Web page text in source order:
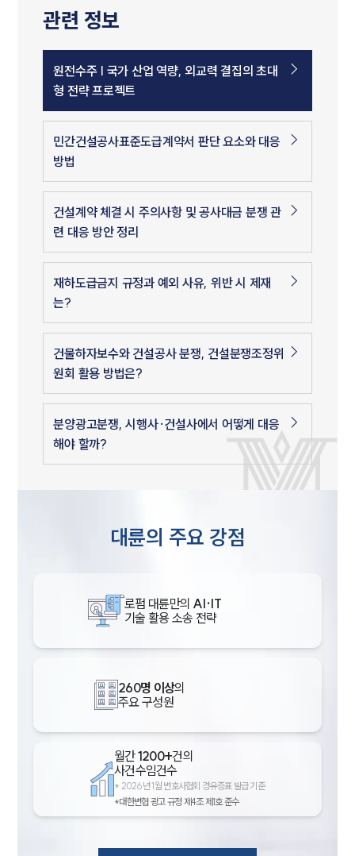
관련 정보
원전수주 | 국가 산업 역량, 외교력 결집의 초대
형 전략 프로젝트
민간건설공사표준도급계약서 판단 요소와 대응
방법
건설계약 체결 시 주의사항 및 공사대금 분쟁 관
련 대응 방안 정리
재하도급금지 규정과 예외 사유, 위반 시 제재
는?
건물하자보수와 건설공사 분쟁, 건설분쟁조정위
원회 활용 방법은?
분양광고분쟁, 시행사·건설사에서 어떻게 대응
해야 할까?
대륜의 주요 강점
로펌 대륜만의 AI·IT
기술 활용 소송 전략
260명 이상의
주요 구성원
월간1200+건의
사건수임건수
* 2026년 1월 변호사협회 경유증표 발급 기준
*대한변협 광고 규정 제4조 제1호 준수